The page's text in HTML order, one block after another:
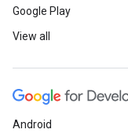
Google Play
View all
Android